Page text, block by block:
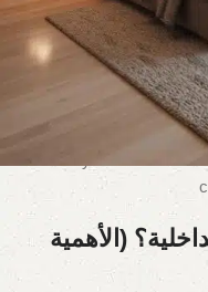
فقط على أهمية
مستكشفاً أحدث الوسائل
منclh-eg.com
(الأهمية